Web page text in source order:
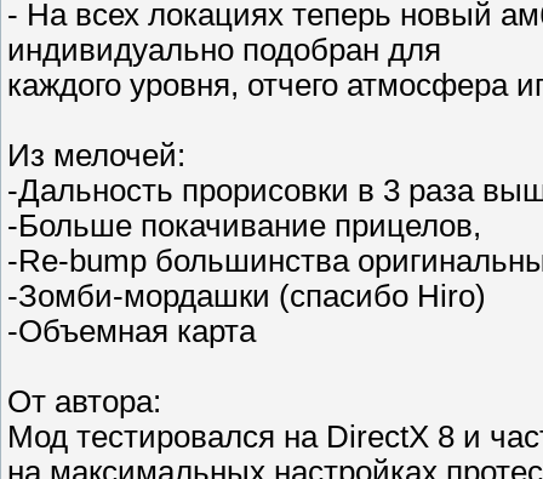
- На всех локациях теперь новый
индивидуально подобран для
каждого уровня, отчего атмосфера
Из мелочей:
-Дальность прорисовки в 3 раза
-Больше покачивание прицелов,
-Re-bump большинства
-Зомби-мордашки (спасибо Hiro)
-Объемная карта
От автора:
Мод тестировался на DirectX 8 и
на максимальных настройках